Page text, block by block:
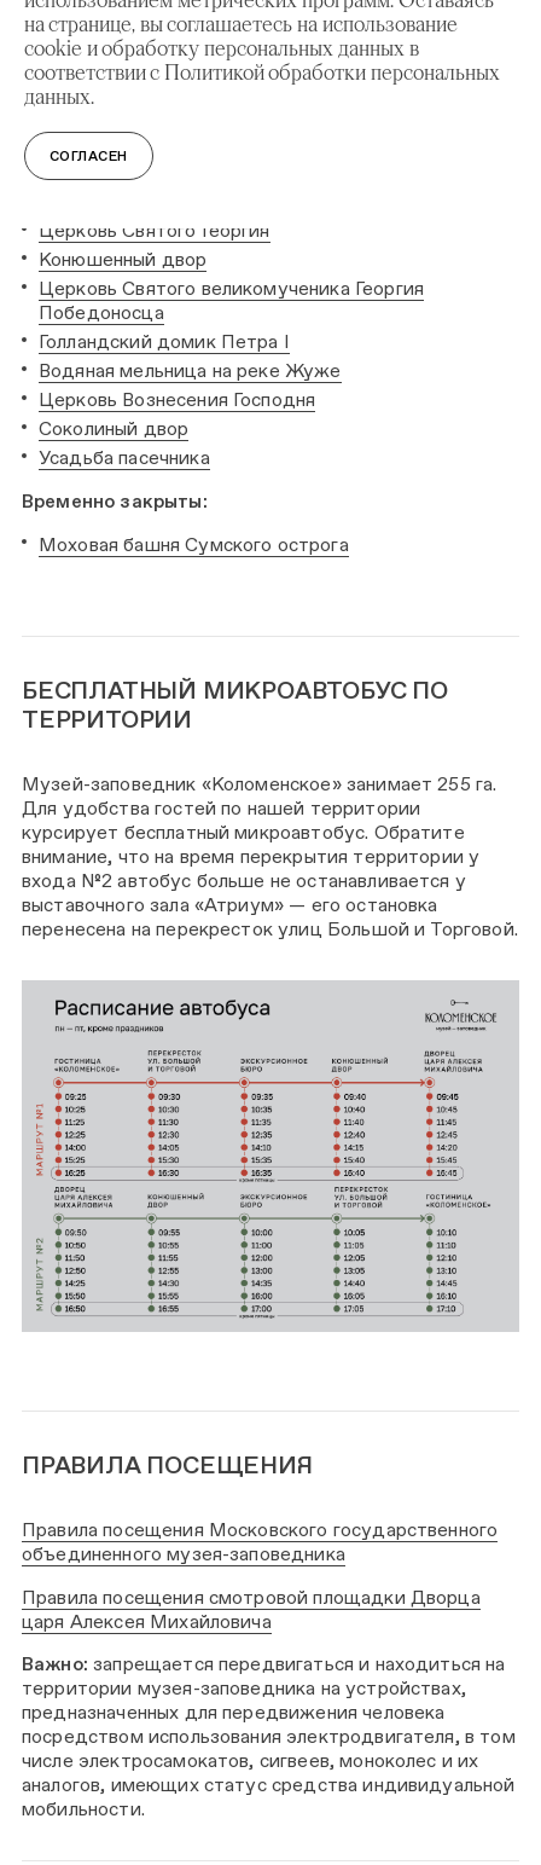
на странице, вы соглашаетесь на использование
cookie и обработку персональных данных в
соответствии с Политикой обработки персональных
данных.
СОГЛАСЕН
Дворец царя Алексея Михайловича
Ансамбль Передних ворот
Домик Петра I
Усадьба кузнеца
Усадьба коломенского крестьянина
Церковь Святого Георгия
Конюшенный двор
Церковь Святого великомученика Георгия
Победоносца
Голландский домик Петра I
Водяная мельница на реке Жуже
Церковь Вознесения Господня
Соколиный двор
Усадьба пасечника
Временно закрыты:
Моховая башня Сумского острога
БЕСПЛАТНЫЙ МИКРОАВТОБУС ПО
ТЕРРИТОРИИ
Музей-заповедник «Коломенское» занимает 255 га.
Для удобства гостей по нашей территории
курсирует бесплатный микроавтобус. Обратите
внимание, что на время перекрытия территории у
входа №2 автобус больше не останавливается у
выставочного зала «Атриум» — его остановка
перенесена на перекресток улиц Большой и Торговой.
ПРАВИЛА ПОСЕЩЕНИЯ
Правила посещения Московского государственного
объединенного музея-заповедника
Правила посещения смотровой площадки Дворца
царя Алексея Михайловича
Важно:запрещается передвигаться и находиться на
территории музея-заповедника на устройствах,
предназначенных для передвижения человека
посредством использования электродвигателя, в том
числе электросамокатов, сигвеев, моноколес и их
аналогов, имеющих статус средства индивидуальной
мобильности.